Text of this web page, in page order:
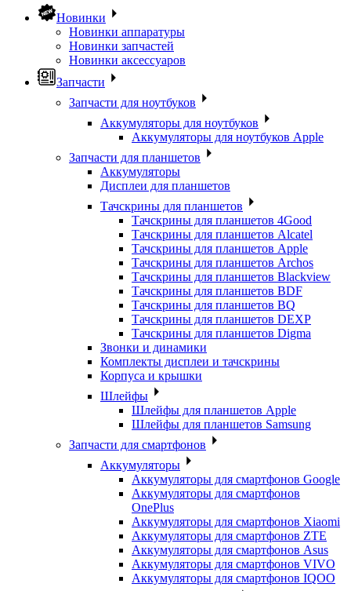
Новинки
Новинки аппаратуры
Новинки запчастей
Новинки аксессуаров
Запчасти
Запчасти для ноутбуков
Аккумуляторы для ноутбуков
Аккумуляторы для ноутбуков Apple
Запчасти для планшетов
Аккумуляторы
Дисплеи для планшетов
Тачскрины для планшетов
Тачскрины для планшетов 4Good
Тачскрины для планшетов Alcatel
Тачскрины для планшетов Apple
Тачскрины для планшетов Archos
Тачскрины для планшетов Blackview
Тачскрины для планшетов BDF
Тачскрины для планшетов BQ
Тачскрины для планшетов DEXP
Тачскрины для планшетов Digma
Звонки и динамики
Комплекты дисплеи и тачскрины
Корпуса и крышки
Шлейфы
Шлейфы для планшетов Apple
Шлейфы для планшетов Samsung
Запчасти для смартфонов
Аккумуляторы
Аккумуляторы для смартфонов Google
Аккумуляторы для смартфонов
OnePlus
Аккумуляторы для смартфонов Xiaomi
Аккумуляторы для смартфонов ZTE
Аккумуляторы для cмартфонов Asus
Аккумуляторы для смартфонов VIVO
Аккумуляторы для смартфонов IQOO